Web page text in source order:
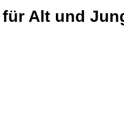
für Alt und